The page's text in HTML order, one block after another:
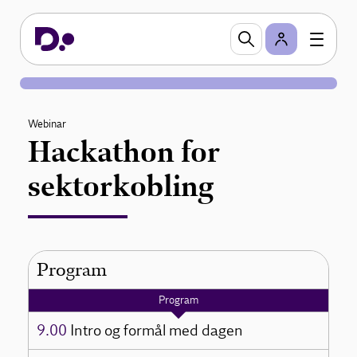
Webinar
Hackathon for
sektorkobling
Program
Program
9.00 Intro og formål med dagen